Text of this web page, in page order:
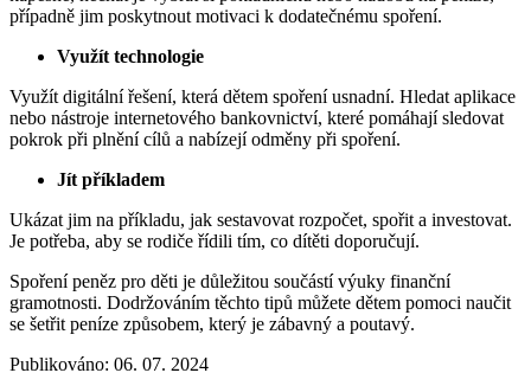
případně jim poskytnout motivaci k dodatečnému spoření.
Využít technologie
Využít digitální řešení, která dětem spoření usnadní. Hledat aplikace
nebo nástroje internetového bankovnictví, které pomáhají sledovat
pokrok při plnění cílů a nabízejí odměny při spoření.
Jít příkladem
Ukázat jim na příkladu, jak sestavovat rozpočet, spořit a investovat.
Je potřeba, aby se rodiče řídili tím, co dítěti doporučují.
Spoření peněz pro děti je důležitou součástí výuky finanční
gramotnosti. Dodržováním těchto tipů můžete dětem pomoci naučit
se šetřit peníze způsobem, který je zábavný a poutavý.
Publikováno: 06. 07. 2024